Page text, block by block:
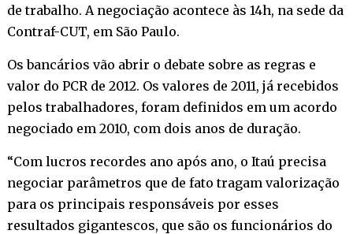
de trabalho. A negociação acontece às 14h, na sede da
Contraf-CUT, em São Paulo.
Os bancários vão abrir o debate sobre as regras e
valor do PCR de 2012. Os valores de 2011, já recebidos
pelos trabalhadores, foram definidos em um acordo
negociado em 2010, com dois anos de duração.
“Com lucros recordes ano após ano, o Itaú precisa
negociar parâmetros que de fato tragam valorização
para os principais responsáveis por esses
resultados gigantescos, que são os funcionários do